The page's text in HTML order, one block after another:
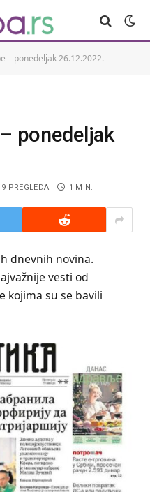
– ponedeljak 26.12.2022.
ponedeljak
9 PREGLEDA 1 MIN.
dnevnih novina.
vesti od
kojima su se bavili